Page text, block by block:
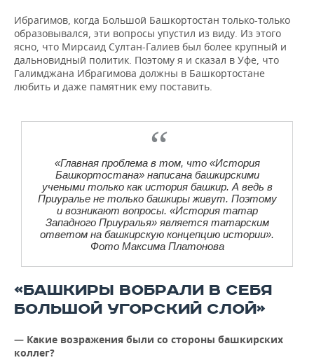
Ибрагимов, когда Большой Башкортостан только-только
образовывался, эти вопросы упустил из виду. Из этого
ясно, что Мирсаид Султан-Галиев был более крупный и
дальновидный политик. Поэтому я и сказал в Уфе, что
Галимджана Ибрагимова должны в Башкортостане
любить и даже памятник ему поставить.
«Главная проблема в том, что «История
Башкортостана» написана башкирскими
учеными только как история башкир. А ведь в
Приуралье не только башкиры живут. Поэтому
и возникают вопросы. «История татар
Западного Приуралья» является татарским
ответом на башкирскую концепцию истории».
Фото Максима Платонова
«БАШКИРЫ ВОБРАЛИ В СЕБЯ
БОЛЬШОЙ УГОРСКИЙ СЛОЙ»
— Какие возражения были со стороны башкирских
коллег?